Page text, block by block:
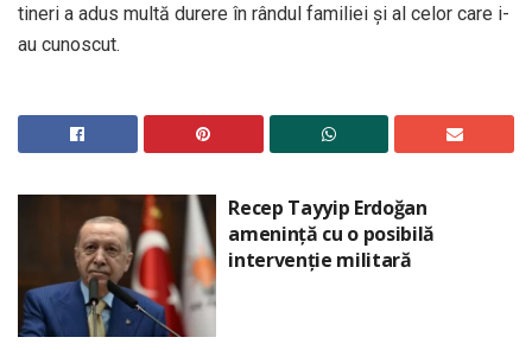
tineri a adus multă durere în rândul familiei și al celor care i-
au cunoscut.
Recep Tayyip Erdoğan
amenință cu o posibilă
intervenție militară